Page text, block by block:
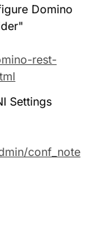
Domino
rest-
Settings
conf_note